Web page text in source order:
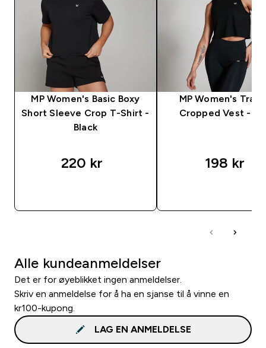
MP Women's Basic Boxy
Short Sleeve Crop T-Shirt -
Black
220 kr‎
MP Women's
Cropped Vest -
198 kr‎
Alle kundeanmeldelser
Det er for øyeblikket ingen anmeldelser.
Skriv en anmeldelse for å ha en sjanse til å vinne en
kr100-kupong.
LAG EN ANMELDELSE